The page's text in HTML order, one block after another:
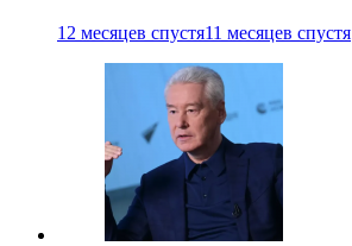
12 месяцев спустя11 месяцев спустя